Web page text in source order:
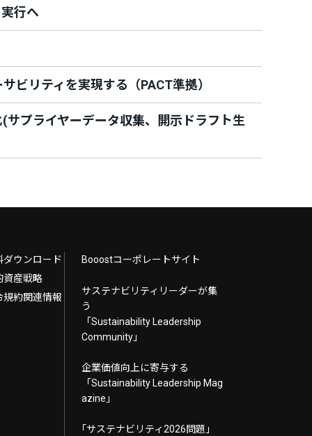
行へ
ビリティを実現する（PACT準拠）
サプライヤーデータ収集、開示ドラフト生
ダウンロード
資産戦略
規約関連情報
Booostコーポレートサイト
サステナビリティリーダーが集
う
「Sustainability Leadership
Community」
企業価値向上に寄与する
「Sustainability Leadership Mag
azine」
｢サステナビリティ2026問題｣